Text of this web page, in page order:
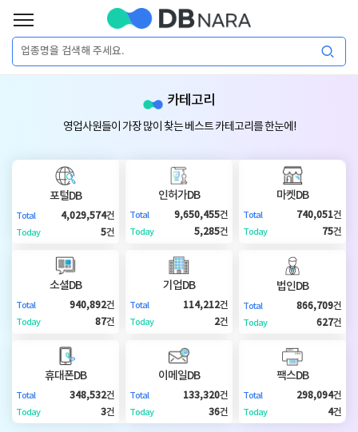
로
그
합
털
인
DB
인
휴
카테고리
영업사원들이 가장 많이 찾는 베스트 카테고리를 한눈에!
포털DB
Total 4,029,574건
Today 5건
인허가DB
Total 9,650,455건
Today 5,285건
마켓DB
Total 740,051건
Today 75건
소셜DB
Total 940,892건
Today 87건
기업DB
Total 114,212건
Today 2건
법인DB
Total 866,709건
Today 627건
휴대폰DB
Total 348,532건
Today 3건
이메일DB
Total 133,320건
Today 36건
팩스DB
Total 298,094건
Today 4건